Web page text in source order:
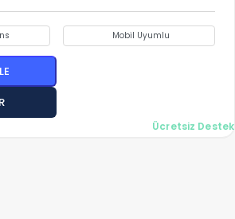
Ücretsiz Destek
Mobil Uyumlu